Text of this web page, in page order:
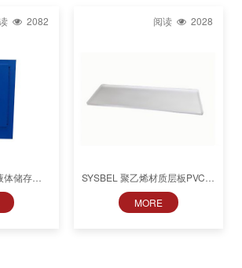
2082
体储存柜
ZB810300/ZB810450/ZB810600/ZB810900
阅读 2028
SYSBEL 聚乙烯材质层板PVC托
盘WAP040/WAP03045
MORE